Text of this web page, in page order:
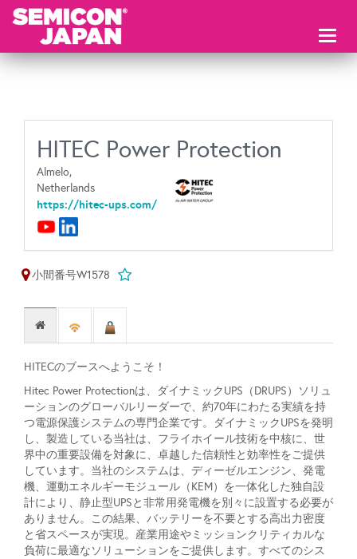
HITEC Power Protection
Almelo,
Netherlands
https://hitec-ups.com/
小間番号W1578
HITECのブースへようこそ！
Hitec Power Protectionは、ダイナミックUPS（DRUPS）ソリュ
ーションのグローバルリーダーで、約70年にわたる実績を持
つ電源保護システムの専門企業です。ダイナミックUPSを発明
し、製造している当社は、フライホイール技術を中核に、世
界中の重要設備を対象に、卓越した信頼性と効率性をご提供
しています。当社のシステムは、ディーゼルエンジン、発電
機、運動エネルギーモジュール（KEM）を一体化した独自設
計により、静止型UPSと非常用発電機を別々に設置する必要が
ありません。この結果、バッテリーを不要とする高出力密度
と省スペースが実現。産業用途やミッションクリティカルな
負荷に最適なソリューションをご提供します。すべてのシス